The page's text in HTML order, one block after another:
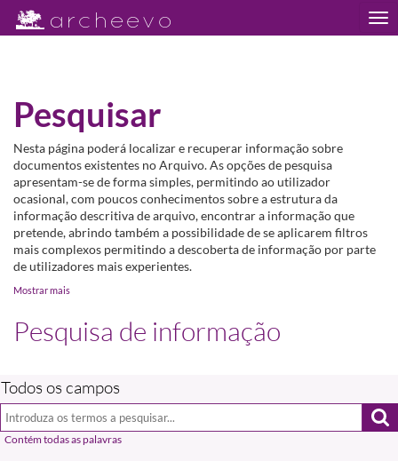
Pesquisar
Nesta página poderá localizar e recuperar informação sobre
documentos existentes no Arquivo. As opções de pesquisa
apresentam-se de forma simples, permitindo ao utilizador
ocasional, com poucos conhecimentos sobre a estrutura da
informação descritiva de arquivo, encontrar a informação que
pretende, abrindo também a possibilidade de se aplicarem filtros
mais complexos permitindo a descoberta de informação por parte
de utilizadores mais experientes.
Mostrar mais
Pesquisa de informação
Todos os campos